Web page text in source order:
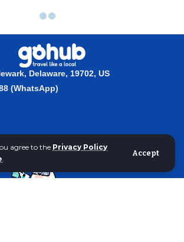
agree to the Privacy Policy
.
Accept
Cheapest eSIMs for Sri Lanka | 2025 Find Your
for Sri Lanka |
Your Best Deal
for Sri Lanka: Travel Smart, Stay
8, 2025 2:51 am